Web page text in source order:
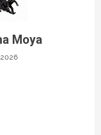
Moya